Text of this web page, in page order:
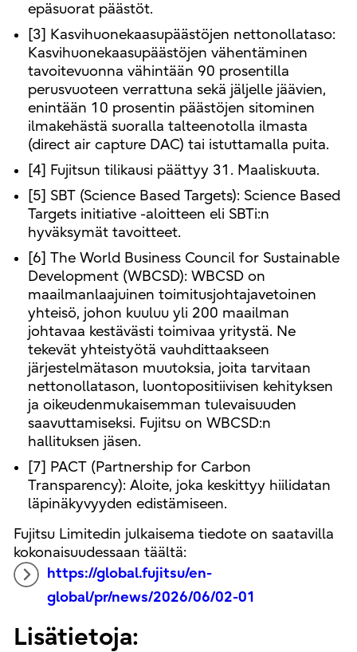
epäsuorat päästöt.
[3] Kasvihuonekaasupäästöjen nettonollataso:
Kasvihuonekaasupäästöjen vähentäminen
tavoitevuonna vähintään 90 prosentilla
perusvuoteen verrattuna sekä jäljelle jäävien,
enintään 10 prosentin päästöjen sitominen
ilmakehästä suoralla talteenotolla ilmasta
(direct air capture DAC) tai istuttamalla puita.
[4] Fujitsun tilikausi päättyy 31. Maaliskuuta.
[5] SBT (Science Based Targets): Science Based
Targets initiative -aloitteen eli SBTi:n
hyväksymät tavoitteet.
[6] The World Business Council for Sustainable
Development (WBCSD): WBCSD on
maailmanlaajuinen toimitusjohtajavetoinen
yhteisö, johon kuuluu yli 200 maailman
johtavaa kestävästi toimivaa yritystä. Ne
tekevät yhteistyötä vauhdittaakseen
järjestelmätason muutoksia, joita tarvitaan
nettonollatason, luontopositiivisen kehityksen
ja oikeudenmukaisemman tulevaisuuden
saavuttamiseksi. Fujitsu on WBCSD:n
hallituksen jäsen.
[7] PACT (Partnership for Carbon
Transparency): Aloite, joka keskittyy hiilidatan
läpinäkyvyyden edistämiseen.
Fujitsu Limitedin julkaisema tiedote on saatavilla
kokonaisuudessaan täältä:
https://global.fujitsu/en-
global/pr/news/2026/06/02-01
Lisätietoja: